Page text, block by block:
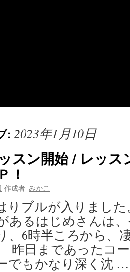
: 2023年1月10日
スン開始 / レッス
！
作成者: みかこ
りブルが入りまし
あるはじめさんは
、6時半ころから、
昨日まであったコ
でもかなり深く沈